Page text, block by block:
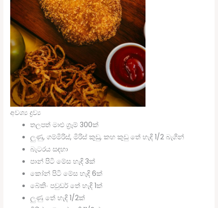
අවශ්‍ය ද්‍රව්‍ය
තලපත් මාළු ග්‍රෑම් 300ක්
ලුණු, ගම්මිරිස්, මිරිස් කුඩු, කහ කුඩු තේ හැඳි 1/2 බැගින්
බැටරය සඳහා
පාන් පිටි මේස හැඳි 3ක්
කෝන් පිටි මේස හැඳි 6ක්
බේකිං පවුඩර් තේ හැඳි 1ක්
ලුණු තේ හැඳි 1/2ක්